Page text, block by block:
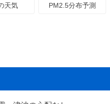
天気 PM2.5分布予測